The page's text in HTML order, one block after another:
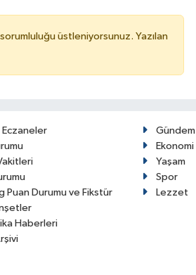
üstleniyorsunuz. Yazılan
Puan Durumu ve Fikstür
Haberleri
Gündem
Ekonomi
Yaşam
Spor
Lezzet